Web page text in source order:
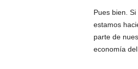
Pues bien.
estamos
parte de
economía